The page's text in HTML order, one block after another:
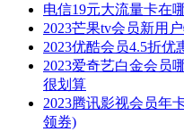
电信19元大流量卡在
2023芒果tv会员新用
2023优酷会员4.5折
2023爱奇艺白金会员
很划算
2023腾讯影视会员年
领券)